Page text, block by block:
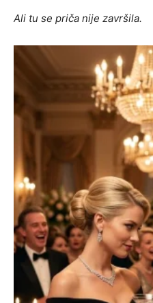
Ali tu se priča nije završila.